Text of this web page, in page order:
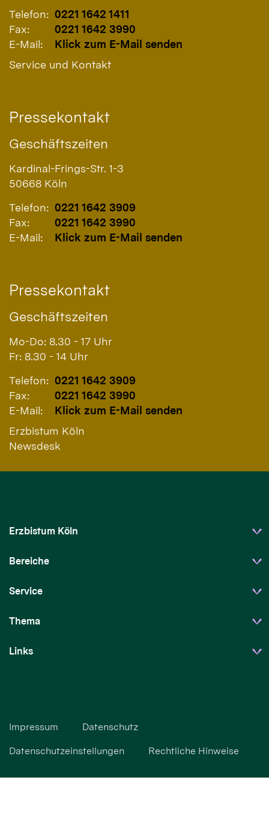
Telefon: 0221 1642 1411
Fax:
0221 1642 3990
E-Mail:
Klick zum E-Mail senden
Service und Kontakt
Pressekontakt
Geschäftszeiten
Kardinal-Frings-Str. 1-3
50668 Köln
Telefon: 0221 1642 3909
Fax:
0221 1642 3990
E-Mail:
Klick zum E-Mail senden
Pressekontakt
Geschäftszeiten
Mo-Do: 8.30 - 17 Uhr
Fr: 8.30 - 14 Uhr
Telefon: 0221 1642 3909
Fax:
0221 1642 3990
E-Mail:
Klick zum E-Mail senden
Erzbistum Köln
Newsdesk
Erzbistum Köln
Bereiche
Service
Thema
Links
Impressum Datenschutz
Datenschutzeinstellungen Rechtliche Hinweise